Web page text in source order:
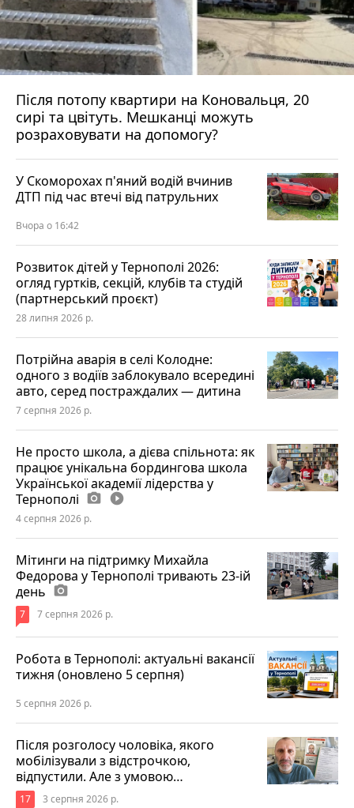
Після потопу квартири на Коновальця, 20
сирі та цвітуть. Мешканці можуть
розраховувати на допомогу?
У Скоморохах п'яний водій вчинив
ДТП під час втечі від патрульних
Вчора о 16:42
Розвиток дітей у Тернополі 2026:
огляд гуртків, секцій, клубів та студій
(партнерський проєкт)
28 липня 2026 р.
Потрійна аварія в селі Колодне:
одного з водіїв заблокувало всередині
авто, серед постраждалих — дитина
7 серпня 2026 р.
Не просто школа, а дієва спільнота: як
працює унікальна бордингова школа
Української академії лідерства у
Тернополі photo_camera play_circle_filled
4 серпня 2026 р.
Мітинги на підтримку Михайла
Федорова у Тернополі тривають 23-ій
день photo_camera
7 7 серпня 2026 р.
Робота в Тернополі: актуальні вакансії
тижня (оновлено 5 серпня)
5 серпня 2026 р.
Після розголосу чоловіка, якого
мобілізували з відстрочкою,
відпустили. Але з умовою…
17 3 серпня 2026 р.